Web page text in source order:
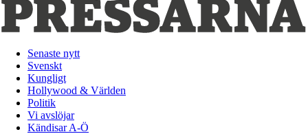
Senaste nytt
Svenskt
Kungligt
Hollywood & Världen
Politik
Vi avslöjar
Kändisar A-Ö